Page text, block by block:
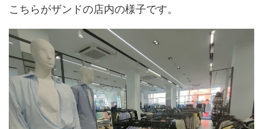
こちらがザンドの店内の様子です。